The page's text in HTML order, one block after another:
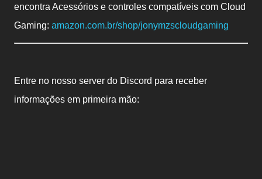
encontra Acessórios e controles compatíveis com Cloud
Gaming: amazon.com.br/shop/jonymzscloudgaming
Entre no nosso server do Discord para receber
informações em primeira mão: